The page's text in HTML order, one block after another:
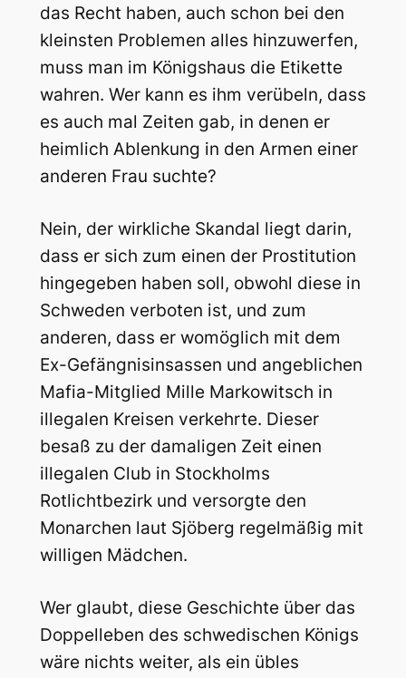
das Recht haben, auch schon bei den
kleinsten Problemen alles hinzuwerfen,
muss man im Königshaus die Etikette
wahren. Wer kann es ihm verübeln, dass
es auch mal Zeiten gab, in denen er
heimlich Ablenkung in den Armen einer
anderen Frau suchte?
Nein, der wirkliche Skandal liegt darin,
dass er sich zum einen der Prostitution
hingegeben haben soll, obwohl diese in
Schweden verboten ist, und zum
anderen, dass er womöglich mit dem
Ex-Gefängnisinsassen und angeblichen
Mafia-Mitglied Mille Markowitsch in
illegalen Kreisen verkehrte. Dieser
besaß zu der damaligen Zeit einen
illegalen Club in Stockholms
Rotlichtbezirk und versorgte den
Monarchen laut Sjöberg regelmäßig mit
willigen Mädchen.
Wer glaubt, diese Geschichte über das
Doppelleben des schwedischen Königs
wäre nichts weiter, als ein übles